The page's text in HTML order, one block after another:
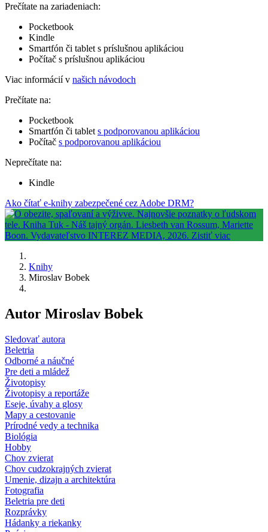
Prečítate na zariadeniach:
Pocketbook
Kindle
Smartfón či tablet s príslušnou aplikáciou
Počítač s príslušnou aplikáciou
Viac informácií v našich návodoch
Prečítate na:
Pocketbook
Smartfón či tablet s podporovanou aplikáciou
Počítač s podporovanou aplikáciou
Neprečítate na:
Kindle
Ako čítať e-knihy zabezpečené cez Adobe DRM?
Knihy
Miroslav Bobek
Autor Miroslav Bobek
Sledovať autora
Beletria
Odborné a náučné
Pre deti a mládež
Životopisy
Životopisy a reportáže
Eseje, úvahy a glosy
Mapy a cestovanie
Prírodné vedy a technika
Biológia
Hobby
Chov zvierat
Chov cudzokrajných zvierat
Umenie, dizajn a architektúra
Fotografia
Beletria pre deti
Rozprávky
Hádanky a riekanky